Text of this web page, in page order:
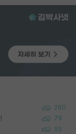
280
79
55